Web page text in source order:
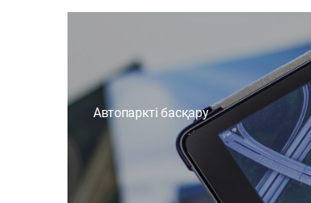
Автопаркті басқару